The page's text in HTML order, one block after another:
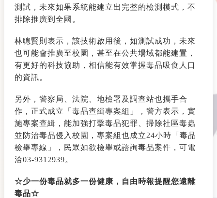
測試，未來如果系統能建立出完整的檢測模式，不
排除推廣到全國。
林聰賢則表示，該技術啟用後，如測試成功，未來
也可能會推廣至校園，甚至在公共場域都能建置，
有更好的科技協助，相信能有效掌握毒品吸食人口
的資訊。
另外，警察局、法院、地檢署及調查站也攜手合
作，正式成立「毒品查緝專案組」，警方表示，實
施專案查緝，能加強打擊毒品犯罪、掃除社區毒蟲
並防治毒品侵入校園，專案組也成立24小時「毒品
檢舉專線」，民眾如欲檢舉或諮詢毒品案件，可電
洽03-9312939。
☆少一份毒品就多一份健康，自由時報提醒您遠離
毒品☆